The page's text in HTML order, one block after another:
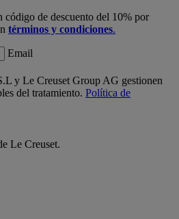
código de descuento del 10% por
términos y condiciones.
Email
y Le Creuset Group AG gestionen
del tratamiento. Política de
Le Creuset.